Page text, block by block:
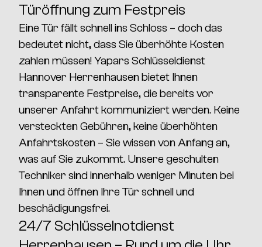
Türöffnung zum Festpreis
Eine Tür fällt schnell ins Schloss – doch das
bedeutet nicht, dass Sie überhöhte Kosten
zahlen müssen!Yapars Schlüsseldienst
Hannover Herrenhausenbietet Ihnen
transparente Festpreise, die bereits vor
unserer Anfahrt kommuniziert werden. Keine
versteckten Gebühren, keine überhöhten
Anfahrtskosten – Sie wissen von Anfang an,
was auf Sie zukommt. Unsere geschulten
Techniker sind innerhalb weniger Minuten bei
Ihnen und öffnen Ihre Tür schnell und
beschädigungsfrei.
24/7 Schlüsselnotdienst